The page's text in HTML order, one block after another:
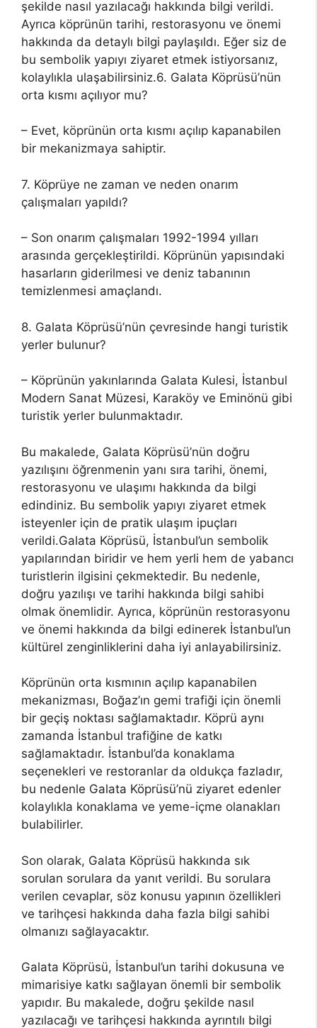
şekilde nasıl yazılacağı hakkında bilgi verildi.
Ayrıca köprünün tarihi, restorasyonu ve önemi
hakkında da detaylı bilgi paylaşıldı. Eğer siz de
bu sembolik yapıyı ziyaret etmek istiyorsanız,
kolaylıkla ulaşabilirsiniz.6. Galata Köprüsü’nün
orta kısmı açılıyor mu?
– Evet, köprünün orta kısmı açılıp kapanabilen
bir mekanizmaya sahiptir.
7. Köprüye ne zaman ve neden onarım
çalışmaları yapıldı?
– Son onarım çalışmaları 1992-1994 yılları
arasında gerçekleştirildi. Köprünün yapısındaki
hasarların giderilmesi ve deniz tabanının
temizlenmesi amaçlandı.
8. Galata Köprüsü’nün çevresinde hangi turistik
yerler bulunur?
– Köprünün yakınlarında Galata Kulesi, İstanbul
Modern Sanat Müzesi, Karaköy ve Eminönü gibi
turistik yerler bulunmaktadır.
Bu makalede, Galata Köprüsü’nün doğru
yazılışını öğrenmenin yanı sıra tarihi, önemi,
restorasyonu ve ulaşımı hakkında da bilgi
edindiniz. Bu sembolik yapıyı ziyaret etmek
isteyenler için de pratik ulaşım ipuçları
verildi.Galata Köprüsü, İstanbul’un sembolik
yapılarından biridir ve hem yerli hem de yabancı
turistlerin ilgisini çekmektedir. Bu nedenle,
doğru yazılışı ve tarihi hakkında bilgi sahibi
olmak önemlidir. Ayrıca, köprünün restorasyonu
ve önemi hakkında da bilgi edinerek İstanbul’un
kültürel zenginliklerini daha iyi anlayabilirsiniz.
Köprünün orta kısmının açılıp kapanabilen
mekanizması, Boğaz’ın gemi trafiği için önemli
bir geçiş noktası sağlamaktadır. Köprü aynı
zamanda İstanbul trafiğine de katkı
sağlamaktadır. İstanbul’da konaklama
seçenekleri ve restoranlar da oldukça fazladır,
bu nedenle Galata Köprüsü’nü ziyaret edenler
kolaylıkla konaklama ve yeme-içme olanakları
bulabilirler.
Son olarak, Galata Köprüsü hakkında sık
sorulan sorulara da yanıt verildi. Bu sorulara
verilen cevaplar, söz konusu yapının özellikleri
ve tarihçesi hakkında daha fazla bilgi sahibi
olmanızı sağlayacaktır.
Galata Köprüsü, İstanbul’un tarihi dokusuna ve
mimarisiye katkı sağlayan önemli bir sembolik
yapıdır. Bu makalede, doğru şekilde nasıl
yazılacağı ve tarihçesi hakkında ayrıntılı bilgi